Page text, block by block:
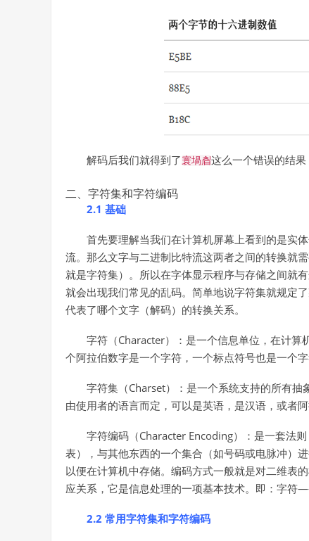
解码后我们就得到了寰堝睂这么一个错误的结果
二、字符集和字符编码
2.1 基础
首先要理解当我们在计算机屏幕上看到的是实
流。那么文字与二进制比特流这两者之间的转换就
就是字符集）。所以在字体显示程序与存储之间就
就会出现我们常见的乱码。简单地说字符集就规定
代表了哪个文字（解码）的转换关系。
字符（Character）：是一个信息单位，在计
个阿拉伯数字是一个字符，一个标点符号也是一个字
字符集（Charset）：是一个系统支持的所有
由使用者的语言而定，可以是英语，是汉语，或者阿
字符编码（Character Encoding）：是一套法
表），与其他东西的一个集合（如号码或电脉冲）
以便在计算机中存储。编码方式一般就是对二维表
应关系，它是信息处理的一项基本技术。即：字
2.2 常用字符集和字符编码